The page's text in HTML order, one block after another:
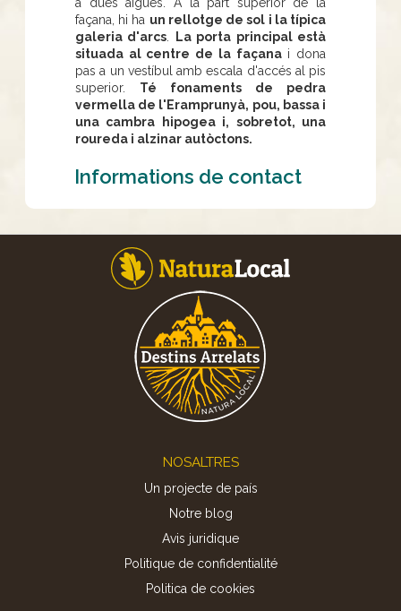
façana, hi ha un rellotge de sol i la típica
galeria d'arcs
La porta principal està
situada al centre de la façanai dona
pas a un vestíbul amb escala d'accés al pis
superior. Té fonaments de pedra
vermella de l'Eramprunyà, pou, bassa i
una cambra hipogea i, sobretot, una
roureda i alzinar autòctons.
Informations de contact
NOSALTRES
Un projecte de país
Notre blog
Avis juridique
Politique de confidentialité
Politica de cookies